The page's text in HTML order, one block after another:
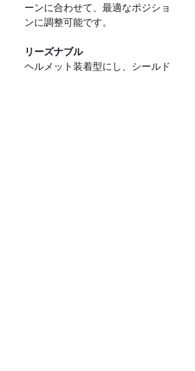
ーンに合わせて、最適なポジショ
ンに調整可能です。
リーズナブル
ヘルメット装着型にし、シールド